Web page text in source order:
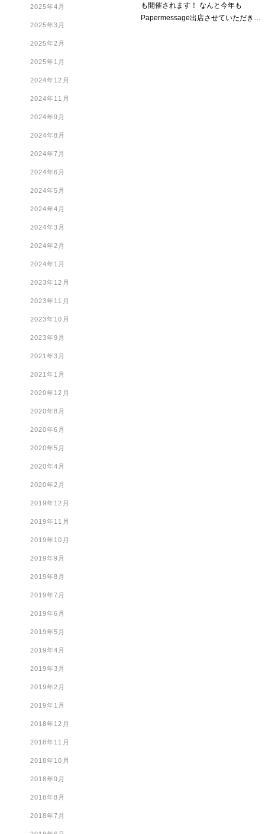
2025年4月
2025年3月
2025年2月
2025年1月
2024年12月
2024年11月
2024年9月
2024年8月
2024年7月
2024年6月
2024年5月
2024年4月
2024年3月
2024年2月
2024年1月
2023年12月
2023年11月
2023年10月
2023年9月
2021年3月
2021年1月
2020年12月
2020年8月
2020年6月
2020年5月
2020年4月
2020年2月
2019年12月
2019年11月
2019年10月
2019年9月
2019年8月
2019年7月
2019年6月
2019年5月
2019年4月
2019年3月
2019年2月
2019年1月
2018年12月
2018年11月
2018年10月
2018年9月
2018年8月
2018年7月
も開催されます！ なんと今年も
Papermessage出店させていただき…